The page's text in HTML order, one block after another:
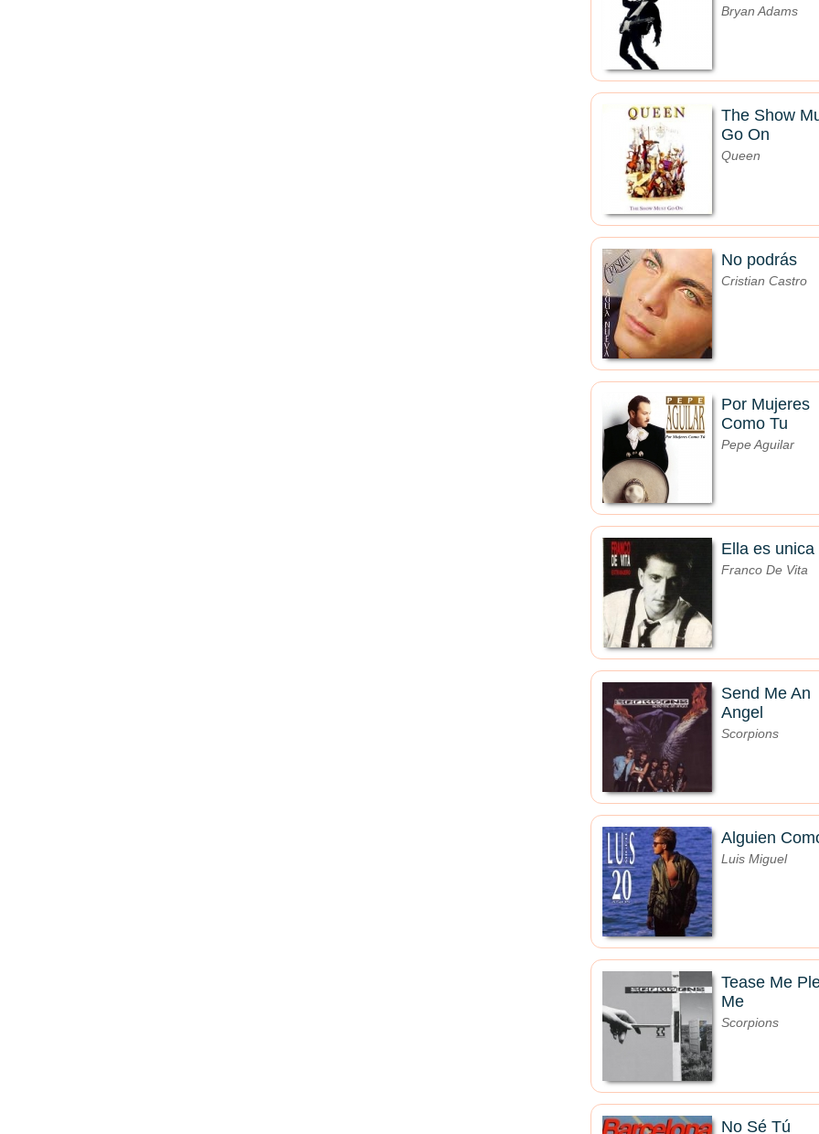
Bryan Adams
The Show
Go On
Queen
No podrás
Cristian Castro
Por Mujeres
Como Tu
Pepe Aguilar
Ella es unica
Franco De Vita
Send Me An
Angel
Scorpions
Alguien
Luis Miguel
Tease Me
Me
Scorpions
No Sé Tú